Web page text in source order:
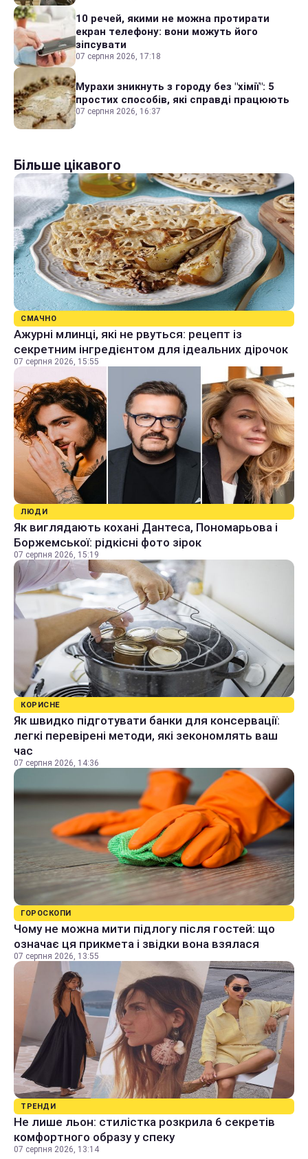
10 речей, якими не можна протирати
екран телефону: вони можуть його
зіпсувати
07 серпня 2026, 17:18
Мурахи зникнуть з городу без "хімії": 5
простих способів, які справді працюють
07 серпня 2026, 16:37
Більше цікавого
СМАЧНО
Ажурні млинці, які не рвуться: рецепт із
секретним інгредієнтом для ідеальних дірочок
07 серпня 2026, 15:55
ЛЮДИ
Як виглядають кохані Дантеса, Пономарьова і
Боржемської: рідкісні фото зірок
07 серпня 2026, 15:19
КОРИСНЕ
Як швидко підготувати банки для консервації:
легкі перевірені методи, які зекономлять ваш
час
07 серпня 2026, 14:36
ГОРОСКОПИ
Чому не можна мити підлогу після гостей: що
означає ця прикмета і звідки вона взялася
07 серпня 2026, 13:55
ТРЕНДИ
Не лише льон: стилістка розкрила 6 секретів
комфортного образу у спеку
07 серпня 2026, 13:14